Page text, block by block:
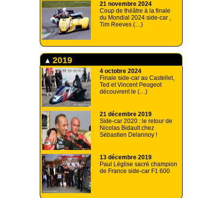
21 novembre 2024
Coup de théâtre à la finale
du Mondial 2024 side-car ,
Tim Reeves (…)
2019
4 octobre 2024
Finale side-car au Castellet,
Ted et Vincent Peugeot
découvrent le (…)
21 décembre 2019
Side-car 2020 : le retour de
Nicolas Bidault chez
Sébastien Delannoy !
13 décembre 2019
Paul Léglise sacré champion
de France side-car F1 600